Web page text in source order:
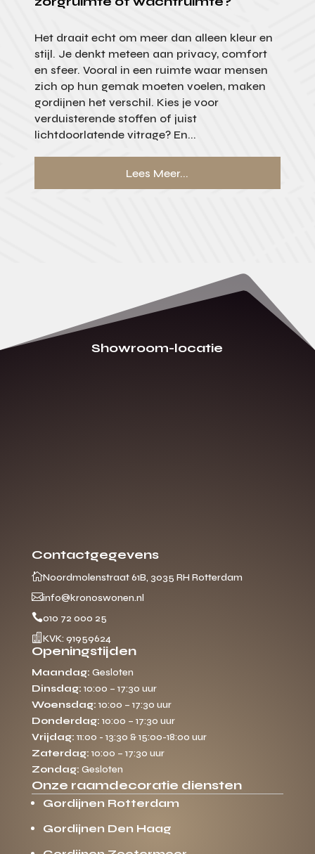
Het draait echt om meer dan alleen kleur en
stijl. Je denkt meteen aan privacy, comfort
en sfeer. Vooral in een ruimte waar mensen
zich op hun gemak moeten voelen, maken
gordijnen het verschil. Kies je voor
verduisterende stoffen of juist
lichtdoorlatende vitrage? En...
Lees Meer...
Showroom-locatie
Contactgegevens
Noordmolenstraat 61B, 3035 RH Rotterdam
info@kronoswonen.nl
010 72 000 25
 KVK: 91959624
Openingstijden
Maandag: Gesloten
Dinsdag: 10:00 – 17:30 uur
Woensdag: 10:00 – 17:30 uur
Donderdag: 10:00 – 17:30 uur
Vrijdag: 11:00 - 13:30 & 15:00-18:00 uur
Zaterdag: 10:00 – 17:30 uur
Zondag: Gesloten
Onze raamdecoratie diensten
Gordijnen Rotterdam
Gordijnen Den Haag